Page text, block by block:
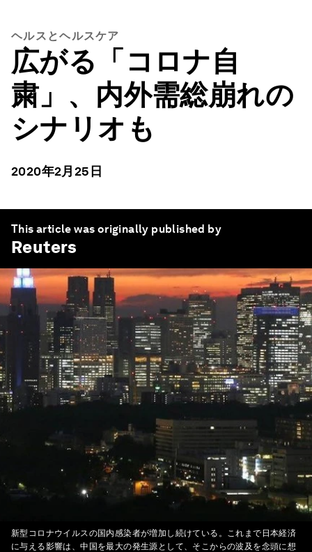
ヘルスとヘルスケア
広がる「コロナ自
粛」、内外需総崩れの
シナリオも
2020年2月25日
This article was originally published by
Reuters
新型コロナウイルスの国内感染者が増加し続けている。これまで日本経済
に与える影響は、中国を最大の発生源として、そこからの波及を念頭に想